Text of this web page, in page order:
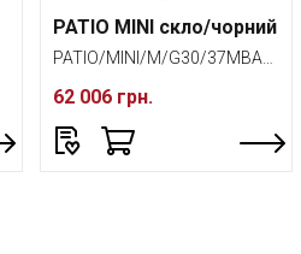
PATIO MINI скло/чорний
62 006 грн.